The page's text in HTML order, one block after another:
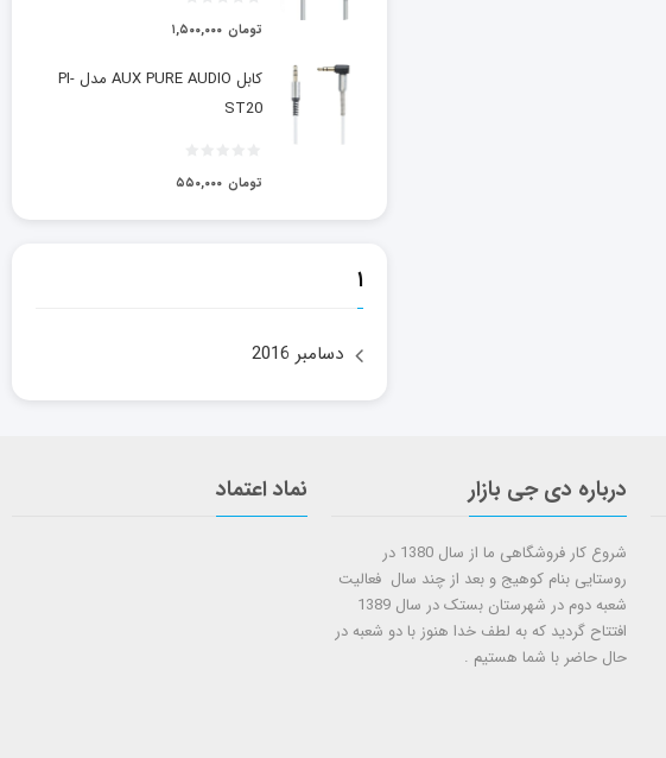
۱,۵۰۰,۰۰۰ تومان
کابل AUX PURE AUDIO مدل PI-
ST20
۵۵۰,۰۰۰ تومان
۱
دسامبر 2016
درباره دی جی بازار
شروع کار فروشگاهی ما از سال 1380 در
روستایی بنام کوهیج و بعد از چند سال فعالیت
شعبه دوم در شهرستان بستک در سال 1389
افتتاح گردید که به لطف خدا هنوز با دو شعبه در
حال حاضر با شما هستيم .
نماد اعتماد